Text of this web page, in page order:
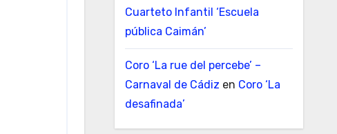
Cuarteto Infantil ‘Escuela
pública Caimán’
Coro ‘La rue del percebe’ –
Carnaval de Cádiz en Coro ‘La
desafinada’